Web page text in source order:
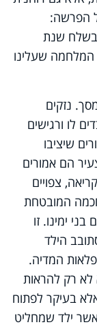
הפרשה:
שנת
המלחמה שעלינו
נזקים
לו ורגישים
שיציבו
הם אמורים
צפויים
המובטחת
ימינו. זו
הילד
המדיה.
לא רק להראות
בעיקר לפתוח
ילד שמחליט